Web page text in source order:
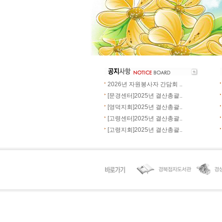
2026년 자원봉사자 간담회 ..
[문경센터]2025년 결산총괄..
[영덕지회]2025년 결산총괄..
[고령센터]2025년 결산총괄..
[고령지회]2025년 결산총괄..